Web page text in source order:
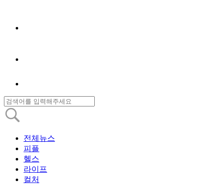
전체뉴스
피플
헬스
라이프
컬처